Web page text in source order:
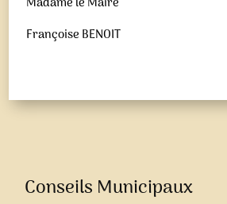
Françoise BENOIT
Conseils Municipaux